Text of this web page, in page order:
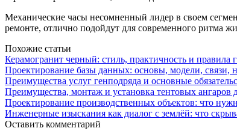
Механические часы несомненный лидер в своем
ремонте, отлично подойдут для современного ритма
Похожие статьи
Керамогранит черный: стиль, практичность и правила
Проектирование базы данных: основы, модели, связи,
Преимущества услуг генподряда и основные
Преимущества, монтаж и установка тентовых ангаров
Проектирование производственных объектов: что
Инженерные изыскания как диалог с землёй: что
Оставить комментарий